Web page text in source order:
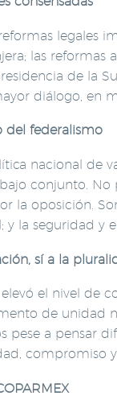
legales
las
de la
diálogo, en
del federalismo
nacional de
conjunto.
la oposición.
y la seguridad y
sí a la
el nivel de
de unidad
pese a pensar
compromiso